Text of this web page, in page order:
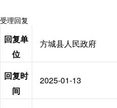
受理回复
回复单
位
方城县人民政府
回复时
间
2025-01-13